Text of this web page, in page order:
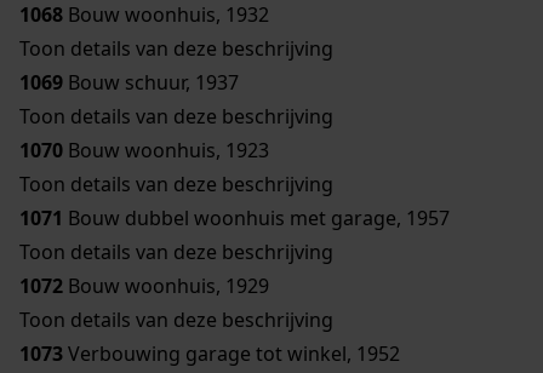
1068 Bouw woonhuis, 1932
Toon details van deze beschrijving
1069 Bouw schuur, 1937
Toon details van deze beschrijving
1070 Bouw woonhuis, 1923
Toon details van deze beschrijving
1071 Bouw dubbel woonhuis met garage, 1957
Toon details van deze beschrijving
1072 Bouw woonhuis, 1929
Toon details van deze beschrijving
1073Verbouwing garage tot winkel, 1952